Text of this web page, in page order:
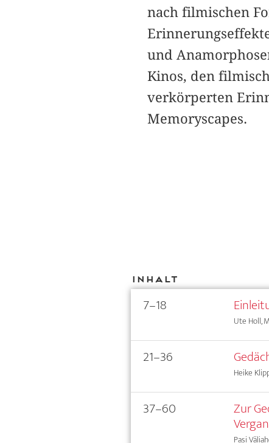
nach filmischen
und
Kinos, den
verkörperten
Memoryscapes.
Inhalt
7–18
Ute Holl,
21–36
Heike
37–60 Zur
Pasi